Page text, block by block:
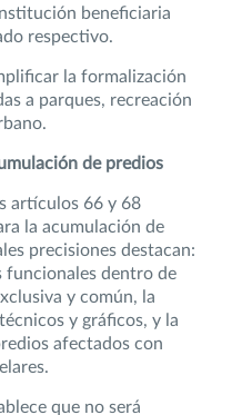
beneficiaria
respectivo.
la formalización
a parques, recreación
de predios
artículos 66 y 68
la acumulación de
precisiones destacan:
funcionales dentro de
y común, la
y gráficos, y la
afectados con
que no será